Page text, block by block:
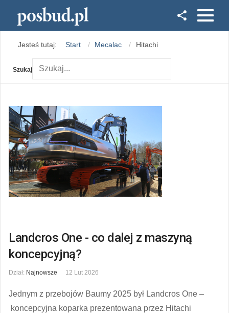
Instagram
Jesteś tutaj: Start Mecalac Hitachi
Szukaj
Landcros One - co dalej z maszyną
koncepcyjną?
Dział: Najnowsze 12 Lut 2026
Jednym z przebojów Baumy 2025 był Landcros One –
koncepcyjna koparka prezentowana przez Hitachi